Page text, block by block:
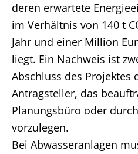
deren erwartete
im Verhältnis von 140 t
Jahr und einer Million
liegt. Ein Nachweis ist
Abschluss des Projektes
Antragsteller, das
Planungsbüro oder
vorzulegen.
Bei Abwasseranlagen